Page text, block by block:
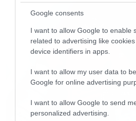
Google consents
I want to allow Google to enable
related to advertising like
device identifiers in apps.
I want to allow my user data to
Google for online advertising
I want to allow Google to send
personalized advertising.
σημεία:https://